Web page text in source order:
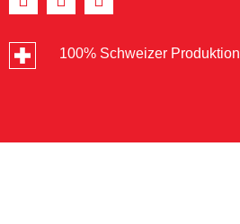
100% Schweizer Produktion